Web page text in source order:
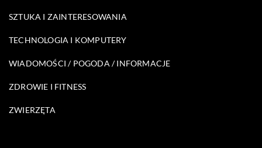
SZTUKA I ZAINTERESOWANIA
TECHNOLOGIA I KOMPUTERY
WIADOMOŚCI / POGODA / INFORMACJE
ZDROWIE I FITNESS
ZWIERZĘTA